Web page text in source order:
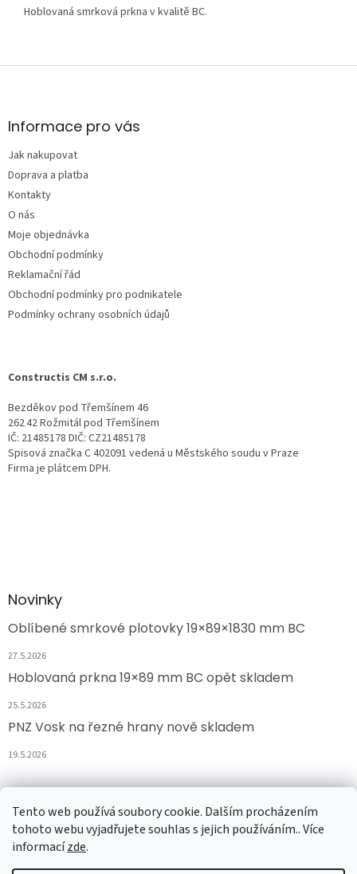
Tento web používá soubory cookie. Dalším procházením
tohoto webu vyjadřujete souhlas s jejich používáním.. Více
informacízde.
Hoblovaná smrková prkna v kvalitě BC.
Z
aInformace pro vás
Jak nakupovat
Doprava a platba
Kontakty
O nás
Moje objednávka
Obchodní podmínky
Reklamační řád
Obchodní podmínky pro podnikatele
Podmínky ochrany osobních údajů
Constructis CM s.r.o.
Bezděkov pod Třemšínem 46
262 42 Rožmitál pod Třemšínem
IČ: 21485178 DIČ: CZ21485178
Spisová značka C 402091 vedená u Městského soudu v Praze
Firma je plátcem DPH.
Novinky
Oblíbené smrkové plotovky 19×89×1830 mm BC
27.5.2026
Hoblovaná prkna 19×89 mm BC opět skladem
25.5.2026
PNZ Vosk na řezné hrany nově skladem
19.5.2026
Facebook